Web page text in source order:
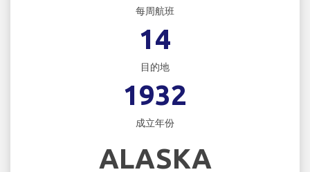
每周航班
14
目的地
1932
成立年份
ALASKA